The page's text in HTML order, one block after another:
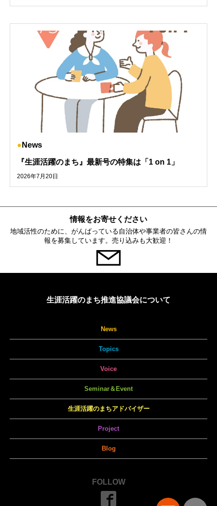
News
『生涯活躍のまち』最新号の特集は「1 on 1」
2026年7月20日
情報をお寄せください
地域活性のために、がんばっている自治体や事業者の皆さんの情
報を募集しています。売り込みも大歓迎！
生涯活躍のまち推進協議会について
News
Topics
Voice
Seminar＆Event
生涯活躍のまちアドバイザー
Project
Blog
FOLLOW